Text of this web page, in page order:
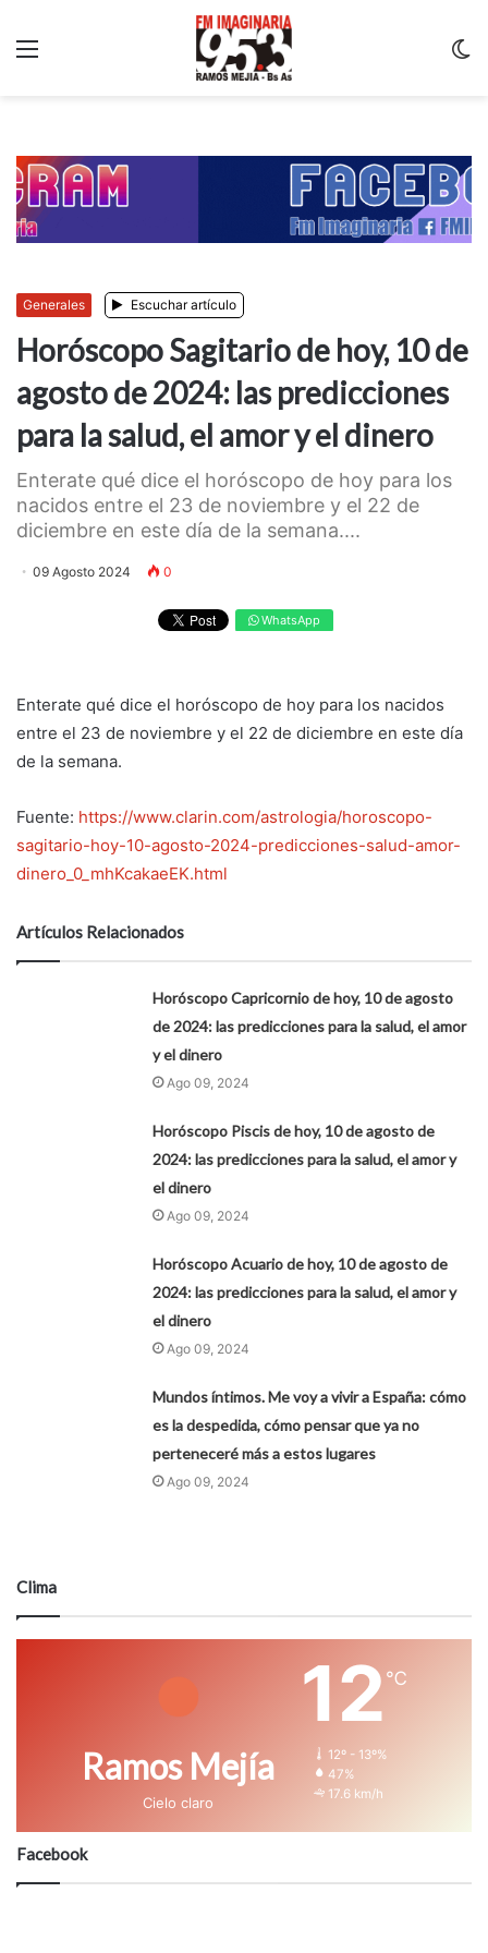
Generales Escuchar artículo
Horóscopo Sagitario de hoy, 10 de
agosto de 2024: las predicciones
para la salud, el amor y el dinero
Enterate qué dice el horóscopo de hoy para los
nacidos entre el 23 de noviembre y el 22 de
diciembre en este día de la semana....
09 Agosto 2024 0
WhatsApp
Enterate qué dice el horóscopo de hoy para los nacidos
entre el 23 de noviembre y el 22 de diciembre en este día
de la semana.
Fuente: https://www.clarin.com/astrologia/horoscopo-
sagitario-hoy-10-agosto-2024-predicciones-salud-amor-
dinero_0_mhKcakaeEK.html
Artículos Relacionados
Horóscopo Capricornio de hoy, 10 de agosto
de 2024: las predicciones para la salud, el amor
y el dinero
Ago 09, 2024
Horóscopo Piscis de hoy, 10 de agosto de
2024: las predicciones para la salud, el amor y
el dinero
Ago 09, 2024
Horóscopo Acuario de hoy, 10 de agosto de
2024: las predicciones para la salud, el amor y
el dinero
Ago 09, 2024
Mundos íntimos. Me voy a vivir a España: cómo
es la despedida, cómo pensar que ya no
perteneceré más a estos lugares
Ago 09, 2024
Clima
Ramos Mejía
Cielo claro
12 ℃
12º - 13º%
47%
17.6 km/h
Facebook